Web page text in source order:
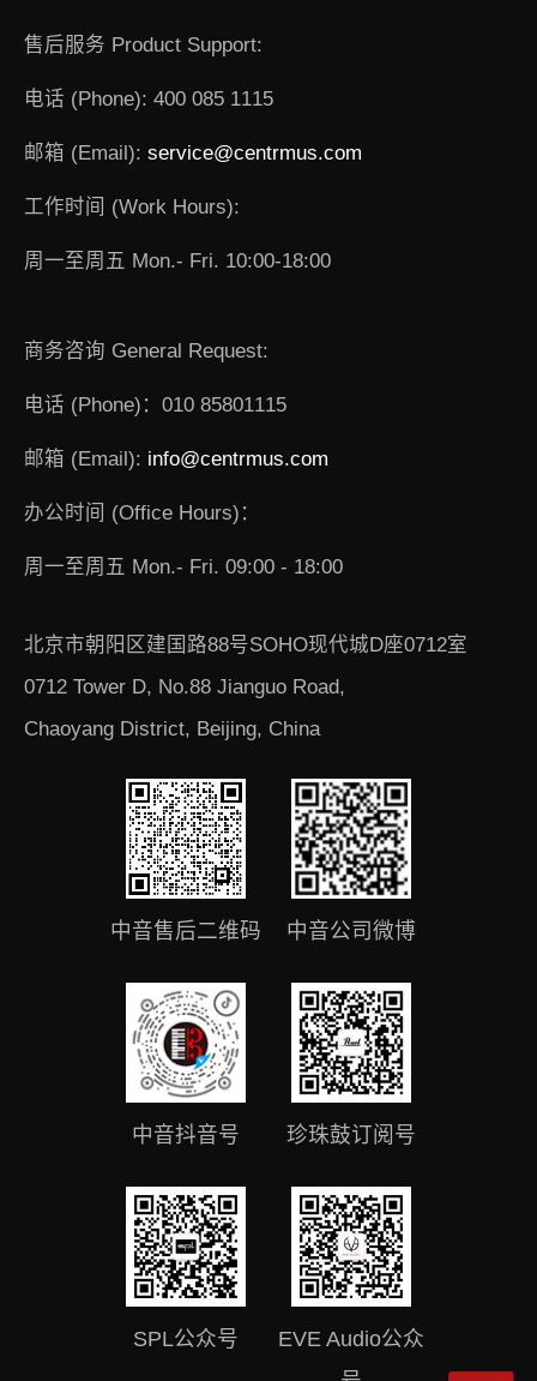
售后服务 Product Support:
电话 (Phone): 400 085 1115
邮箱 (Email): service@centrmus.com
工作时间 (Work Hours):
周一至周五 Mon.- Fri. 10:00-18:00
商务咨询 General Request:
电话 (Phone)：010 85801115
邮箱 (Email): info@centrmus.com
办公时间 (Office Hours)：
周一至周五 Mon.- Fri. 09:00 - 18:00
北京市朝阳区建国路88号SOHO现代城D座0712室
0712 Tower D, No.88 Jianguo Road,
Chaoyang District, Beijing, China
中音售后二维码 中音公司微博
中音抖音号 珍珠鼓订阅号
SPL公众号
EVE Audio公众